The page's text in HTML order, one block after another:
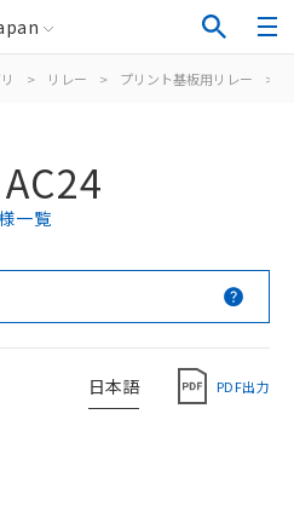
> リレー > プリント基板用リレー >
一覧
日本語 PDF出力